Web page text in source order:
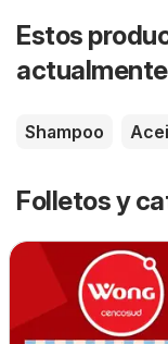
Estos
Shampoo
Folletos y